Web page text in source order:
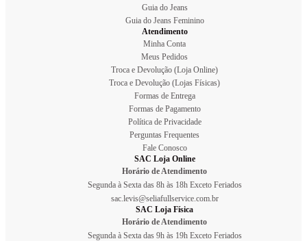
Guia do Jeans
Guia do Jeans Feminino
Atendimento
Minha Conta
Meus Pedidos
Troca e Devolução (Loja Online)
Troca e Devolução (Lojas Físicas)
Formas de Entrega
Formas de Pagamento
Política de Privacidade
Perguntas Frequentes
Fale Conosco
SAC Loja Online
Horário de Atendimento
Segunda à Sexta das 8h às 18h Exceto Feriados
sac.levis@seliafullservice.com.br
SAC Loja Física
Horário de Atendimento
Segunda à Sexta das 9h às 19h Exceto Feriados